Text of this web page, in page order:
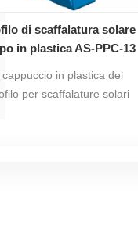
di scaffalatura solare
in plastica AS-PPC-13
cappuccio in plastica del
per scaffalature solari